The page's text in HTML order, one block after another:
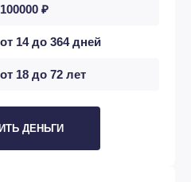
100000 ₽
от 14 до 364 дней
от 18 до 72 лет
ДЕНЬГИ